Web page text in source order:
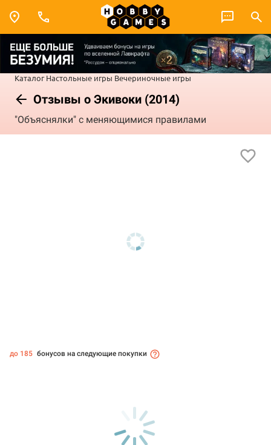
Каталог Настольные игры Вечериночные игры
Отзывы о Экивоки (2014)
"Объяснялки" с меняющимися правилами
до 185 бонусов на следующие покупки